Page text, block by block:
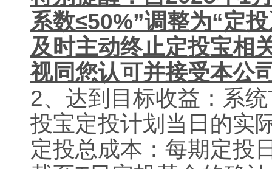
系数≤50%”调整为“定
及时主动终止定投宝相
视同您认可并接受本公
2、达到目标收益：系统
投宝定投计划当日的实
定投总成本：每期定投